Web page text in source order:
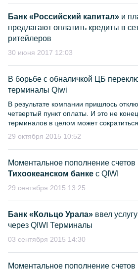
Банк «Российский капитал» и
предлагают оплатить кредиты в
ритейлеров
30 июня 2017 12:03
В борьбе с обналичкой ЦБ
терминалы Qiwi
В результате компании пришлось
четвертый пункт оплаты. И это не
терминалов в целом может
29 октября 2015 10:52
Моментальное пополнение счетов
Тихоокеанском банке с QIWI
29 сентября 2015 13:25
Банк «Кольцо Урала» ввел
через QIWI Терминалы
03 сентября 2015 14:30
Моментальное пополнение счетов